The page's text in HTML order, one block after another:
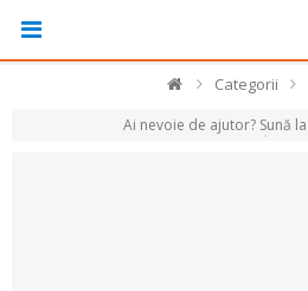
Categorii
Ai nevoie de ajutor? Sună la